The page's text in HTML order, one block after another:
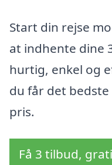
Start din rejse
at indhente dine
hurtig, enkel og
du får det
pris.
Få 3 tilbud,